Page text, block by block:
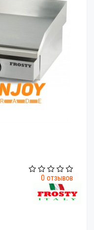
0 отзывов